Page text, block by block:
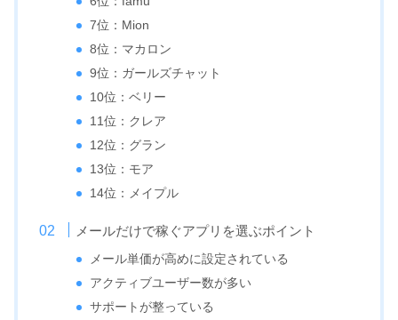
7位：Mion
8位：マカロン
9位：ガールズチャット
10位：ベリー
11位：クレア
12位：グラン
13位：モア
14位：メイプル
メールだけで稼ぐアプリを選ぶポイント
メール単価が高めに設定されている
アクティブユーザー数が多い
サポートが整っている